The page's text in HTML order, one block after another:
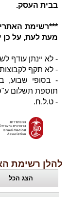
בבית העסק.
***רשימת
מעת לעת, על כן
- לא יינתן עודף
- לא תקף לקבוצות
- בסופי שבוע,
תוספת תשלום ע"ס 50
- ט.ל.ח.
להלן רשימת
הצג הכל